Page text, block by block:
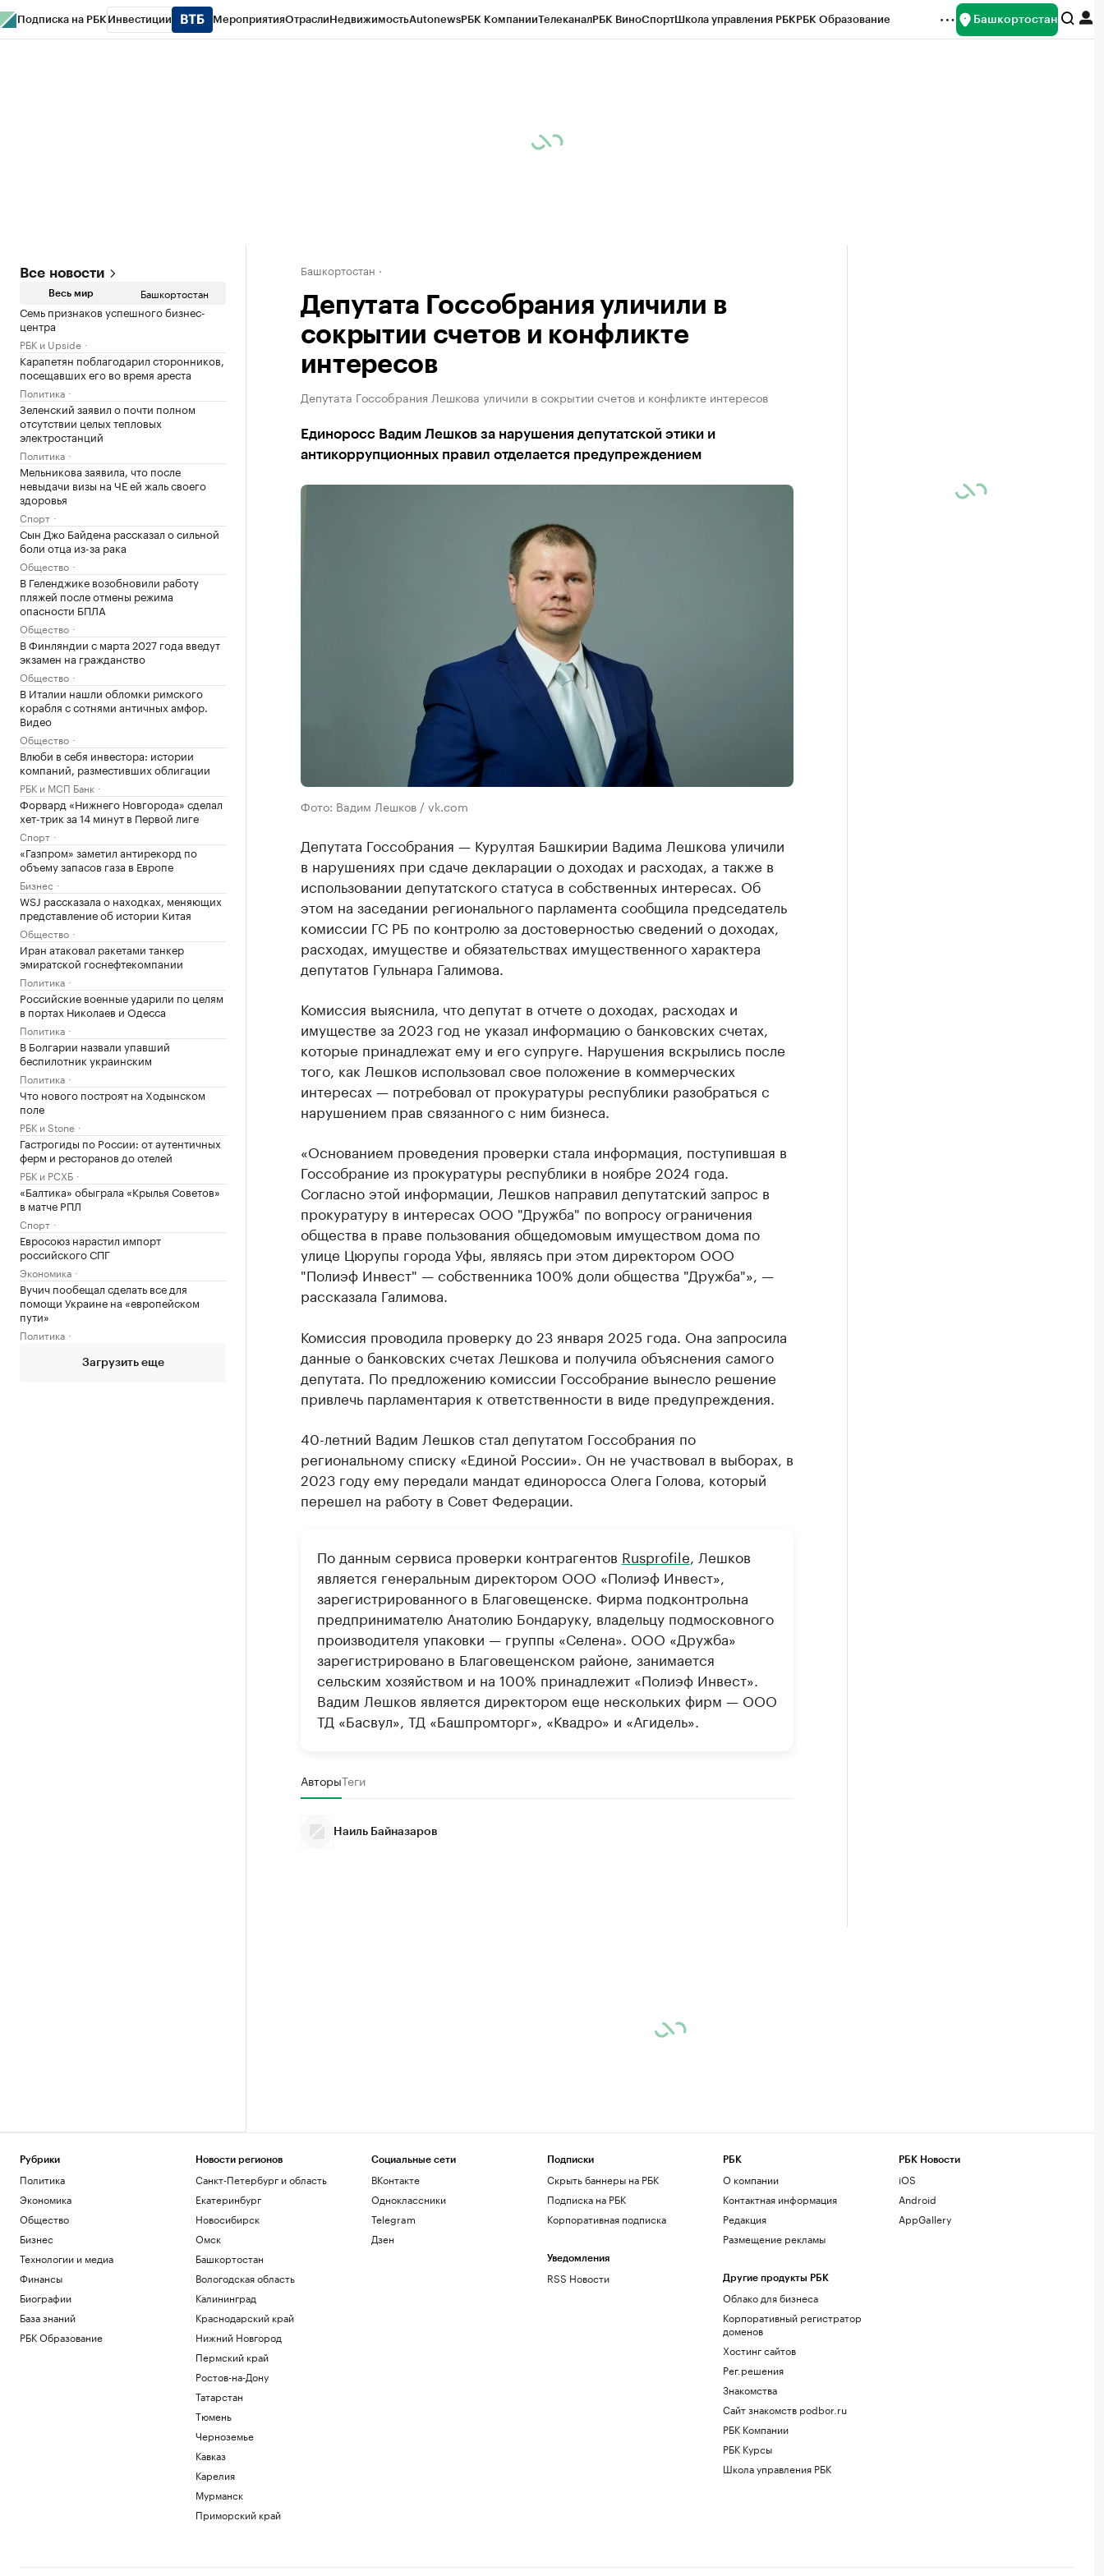
Подписка на РБК Инвестиции МероприятияОтраслиНедвижимостьAutonewsРБК КомпанииТелеканалРБК ВиноСпортШкола управления РБКРБК Образование Башкортостан
Все новости
Весь мир Башкортостан
Семь признаков успешного бизнес-
центра
РБК и Upside
Карапетян поблагодарил сторонников,
посещавших его во время ареста
Политика
Зеленский заявил о почти полном
отсутствии целых тепловых
электростанций
Политика
Мельникова заявила, что после
невыдачи визы на ЧЕ ей жаль своего
здоровья
Спорт
Сын Джо Байдена рассказал о сильной
боли отца из-за рака
Общество
В Геленджике возобновили работу
пляжей после отмены режима
опасности БПЛА
Общество
В Финляндии с марта 2027 года введут
экзамен на гражданство
Общество
В Италии нашли обломки римского
корабля с сотнями античных амфор.
Видео
Общество
Влюби в себя инвестора: истории
компаний, разместивших облигации
РБК и МСП Банк
Форвард «Нижнего Новгорода» сделал
хет-трик за 14 минут в Первой лиге
Спорт
«Газпром» заметил антирекорд по
объему запасов газа в Европе
Бизнес
WSJ рассказала о находках, меняющих
представление об истории Китая
Общество
Иран атаковал ракетами танкер
эмиратской госнефтекомпании
Политика
Российские военные ударили по целям
в портах Николаев и Одесса
Политика
В Болгарии назвали упавший
беспилотник украинским
Политика
Что нового построят на Ходынском
поле
РБК и Stone
Гастрогиды по России: от аутентичных
ферм и ресторанов до отелей
РБК и РСХБ
«Балтика» обыграла «Крылья Советов»
в матче РПЛ
Спорт
Евросоюз нарастил импорт
российского СПГ
Экономика
Вучич пообещал сделать все для
помощи Украине на «европейском
пути»
Политика
Загрузить еще
Башкортостан
Депутата Госсобрания уличили в
сокрытии счетов и конфликте
интересов
Депутата Госсобрания Лешкова уличили в сокрытии счетов и конфликте интересов
Единоросс Вадим Лешков за нарушения депутатской этики и
антикоррупционных правил отделается предупреждением
Фото: Вадим Лешков / vk.com
Депутата Госсобрания — Курултая Башкирии Вадима Лешкова уличили
в нарушениях при сдаче декларации о доходах и расходах, а также в
использовании депутатского статуса в собственных интересах. Об
этом на заседании регионального парламента сообщила председатель
комиссии ГС РБ по контролю за достоверностью сведений о доходах,
расходах, имуществе и обязательствах имущественного характера
депутатов Гульнара Галимова.
Комиссия выяснила, что депутат в отчете о доходах, расходах и
имуществе за 2023 год не указал информацию о банковских счетах,
которые принадлежат ему и его супруге. Нарушения вскрылись после
того, как Лешков использовал свое положение в коммерческих
интересах — потребовал от прокуратуры республики разобраться с
нарушением прав связанного с ним бизнеса.
«Основанием проведения проверки стала информация, поступившая в
Госсобрание из прокуратуры республики в ноябре 2024 года.
Согласно этой информации, Лешков направил депутатский запрос в
прокуратуру в интересах ООО "Дружба" по вопросу ограничения
общества в праве пользования общедомовым имуществом дома по
улице Цюрупы города Уфы, являясь при этом директором ООО
"Полиэф Инвест" — собственника 100% доли общества "Дружба"», —
рассказала Галимова.
Комиссия проводила проверку до 23 января 2025 года. Она запросила
данные о банковских счетах Лешкова и получила объяснения самого
депутата. По предложению комиссии Госсобрание вынесло решение
привлечь парламентария к ответственности в виде предупреждения.
40-летний Вадим Лешков стал депутатом Госсобрания по
региональному списку «Единой России». Он не участвовал в выборах, в
2023 году ему передали мандат единоросса Олега Голова, который
перешел на работу в Совет Федерации.
По данным сервиса проверки контрагентов Rusprofile , Лешков
является генеральным директором ООО «Полиэф Инвест»,
зарегистрированного в Благовещенске. Фирма подконтрольна
предпринимателю Анатолию Бондаруку, владельцу подмосковного
производителя упаковки — группы «Селена». ООО «Дружба»
зарегистрировано в Благовещенском районе, занимается
сельским хозяйством и на 100% принадлежит «Полиэф Инвест».
Вадим Лешков является директором еще нескольких фирм — ООО
ТД «Басвул», ТД «Башпромторг», «Квадро» и «Агидель».
АвторыТеги
Наиль Байназаров
Рубрики
Политика
Экономика
Общество
Бизнес
Технологии и медиа
Финансы
Биографии
База знаний
РБК Образование
Новости регионов
Санкт-Петербург и область
Екатеринбург
Новосибирск
Омск
Башкортостан
Вологодская область
Калининград
Краснодарский край
Нижний Новгород
Пермский край
Ростов-на-Дону
Татарстан
Тюмень
Черноземье
Кавказ
Карелия
Мурманск
Приморский край
Социальные сети
ВКонтакте
Одноклассники
Telegram
Дзен
Подписки
Скрыть баннеры на РБК
Подписка на РБК
Корпоративная подписка
Уведомления
RSS Новости
РБК
О компании
Контактная информация
Редакция
Размещение рекламы
Другие продукты РБК
Облако для бизнеса
Корпоративный регистратор
доменов
Хостинг сайтов
Рег.решения
Знакомства
Сайт знакомств podbor.ru
РБК Компании
РБК Курсы
Школа управления РБК
РБК Новости
iOS
Android
AppGallery